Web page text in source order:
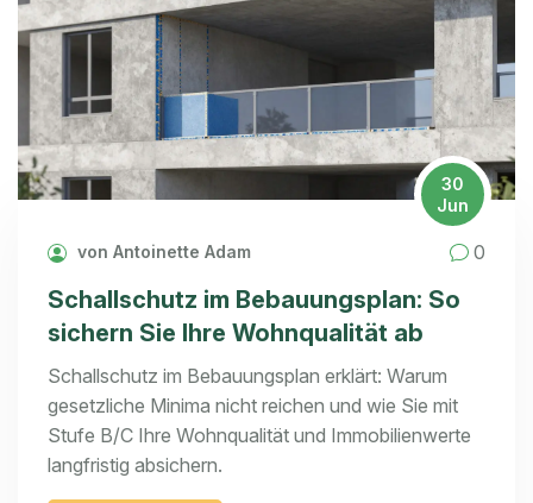
30
Jun
von Antoinette Adam 0
Schallschutz im Bebauungsplan: So
sichern Sie Ihre Wohnqualität ab
Schallschutz im Bebauungsplan erklärt: Warum
gesetzliche Minima nicht reichen und wie Sie mit
Stufe B/C Ihre Wohnqualität und Immobilienwerte
langfristig absichern.